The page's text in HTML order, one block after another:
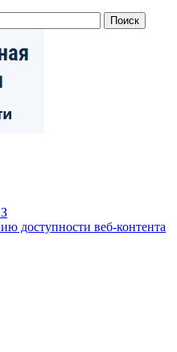
доступности веб-контента